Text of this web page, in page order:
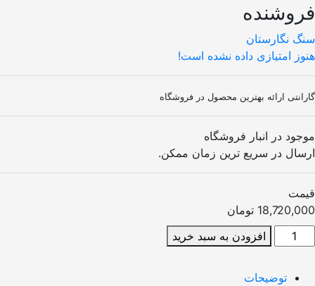
نگارستان
امتیازی داده نشده است!
ارائه بهترین محصول در فروشگاه
در انبار فروشگاه
در سریع ترین زمان ممکن.
تومان
افزودن به سبد خرید
توضیحات